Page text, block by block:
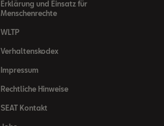
Erklärung und Einsatz für
Menschenrechte
WLTP
Verhaltenskodex
Impressum
Rechtliche Hinweise
SEAT Kontakt